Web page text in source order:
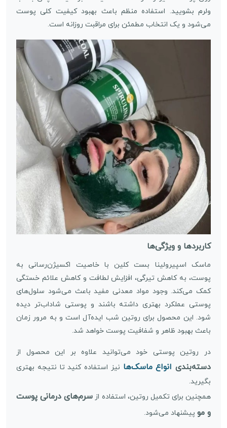
ولرم بشویید. استفاده منظم باعث بهبود کیفیت کلی پوست
می‌شود و یک انتخاب مطمئن برای مراقبت روزانه است.
کاربردها و ویژگی‌ها
ماسک اسپیرولینا بست کلین با خاصیت اکسیژن‌رسانی به
پوست، به کاهش تیرگی، افزایش لطافت و کاهش علائم خستگی
کمک می‌کند. وجود مواد معدنی مفید باعث می‌شود سلول‌های
پوستی عملکرد بهتری داشته باشند و پوستی شاداب‌تر دیده
شود. این محصول برای روتین شب ایده‌آل است و به مرور زمان
باعث بهبود ظاهر و شفافیت پوست خواهد شد.
در روتین پوستی خود می‌توانید علاوه بر این محصول از
دسته‌بندی انواع ماسک‌ها نیز استفاده کنید تا نتیجه بهتری
بگیرید.
همچنین برای تکمیل روتین، استفاده از سرم‌های درمانی پوست
و مو پیشنهاد می‌شود.